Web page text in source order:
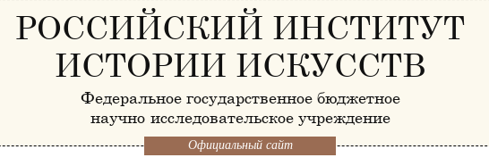
РОССИЙСКИЙ ИНСТИТУТ
ИСТОРИИ ИСКУССТВ
Федеральное государственное бюджетное
научно-исследовательское учреждение
Официальный сайт